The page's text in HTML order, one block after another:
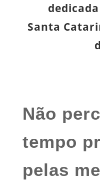
Santa
Não
tempo
pelas